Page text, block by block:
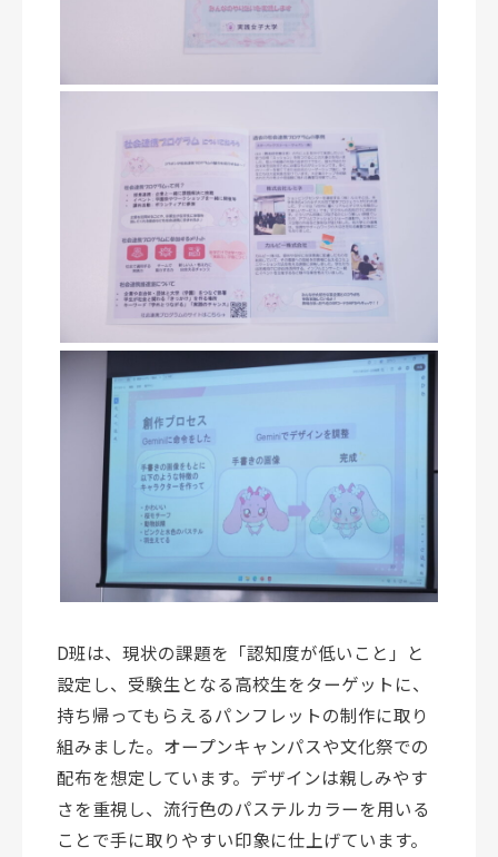
D班は、現状の課題を「認知度が低いこと」と
設定し、受験生となる高校生をターゲットに、
持ち帰ってもらえるパンフレットの制作に取り
組みました。オープンキャンパスや文化祭での
配布を想定しています。デザインは親しみやす
さを重視し、流行色のパステルカラーを用いる
ことで手に取りやすい印象に仕上げています。